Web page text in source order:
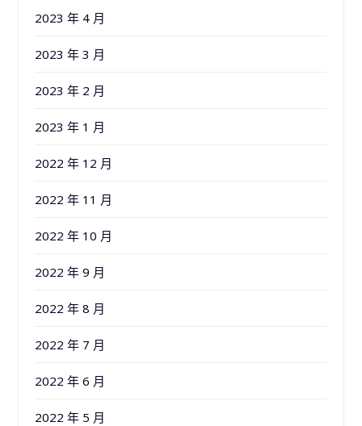
2023 年 4 月
2023 年 3 月
2023 年 2 月
2023 年 1 月
2022 年 12 月
2022 年 11 月
2022 年 10 月
2022 年 9 月
2022 年 8 月
2022 年 7 月
2022 年 6 月
2022 年 5 月